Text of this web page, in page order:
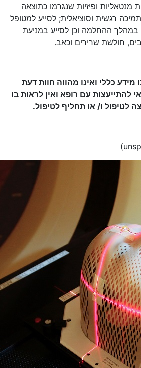
מנטאליות ופיזיות שנגרמו כתוצאה
רגשית וסוציאלית; לסייע למטופל
במהלך ההחלמה וכן לסייע במניעת
חולשת שרירים וכאב.
כללי ואינו מהווה חוות דעת
להתייעצות עם רופא ואין לראות בו
לטיפול ו/ או תחליף לטיפול.